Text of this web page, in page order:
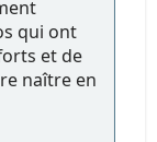
qui ont
et de
naître en